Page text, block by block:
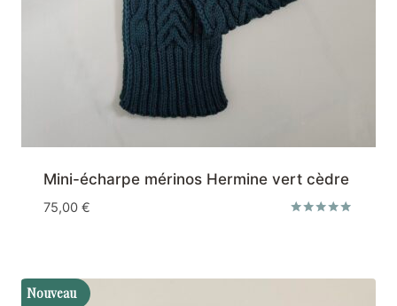
Mini-écharpe mérinos Hermine vert cèdre
75,00 €
Nouveau